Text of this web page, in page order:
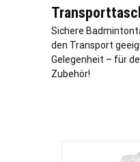
Sichere
den Transport
Gelegenheit – für
Zubehör!